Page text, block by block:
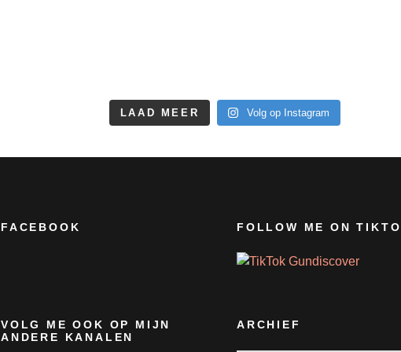
LAAD MEER Volg op Instagram
FACEBOOK
VOLG ME OOK OP MIJN
ANDERE KANALEN
FOLLOW ME ON
ARCHIEF